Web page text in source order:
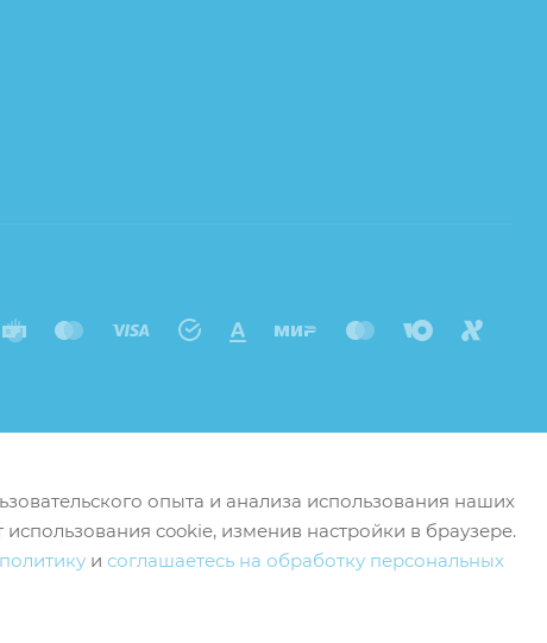
опыта и анализа использования наших
cookie, изменив настройки в браузере.
политику и соглашаетесь на обработку персональных